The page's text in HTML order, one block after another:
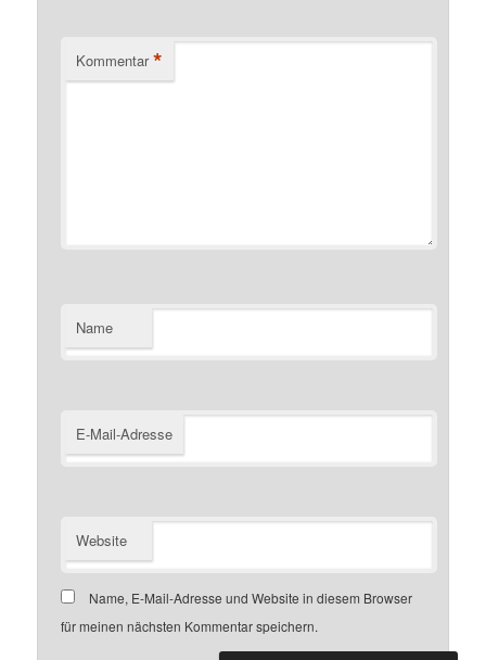
Kommentar *
Name
E-Mail-Adresse
Website
Name, E-Mail-Adresse und Website in diesem Browser
für meinen nächsten Kommentar speichern.